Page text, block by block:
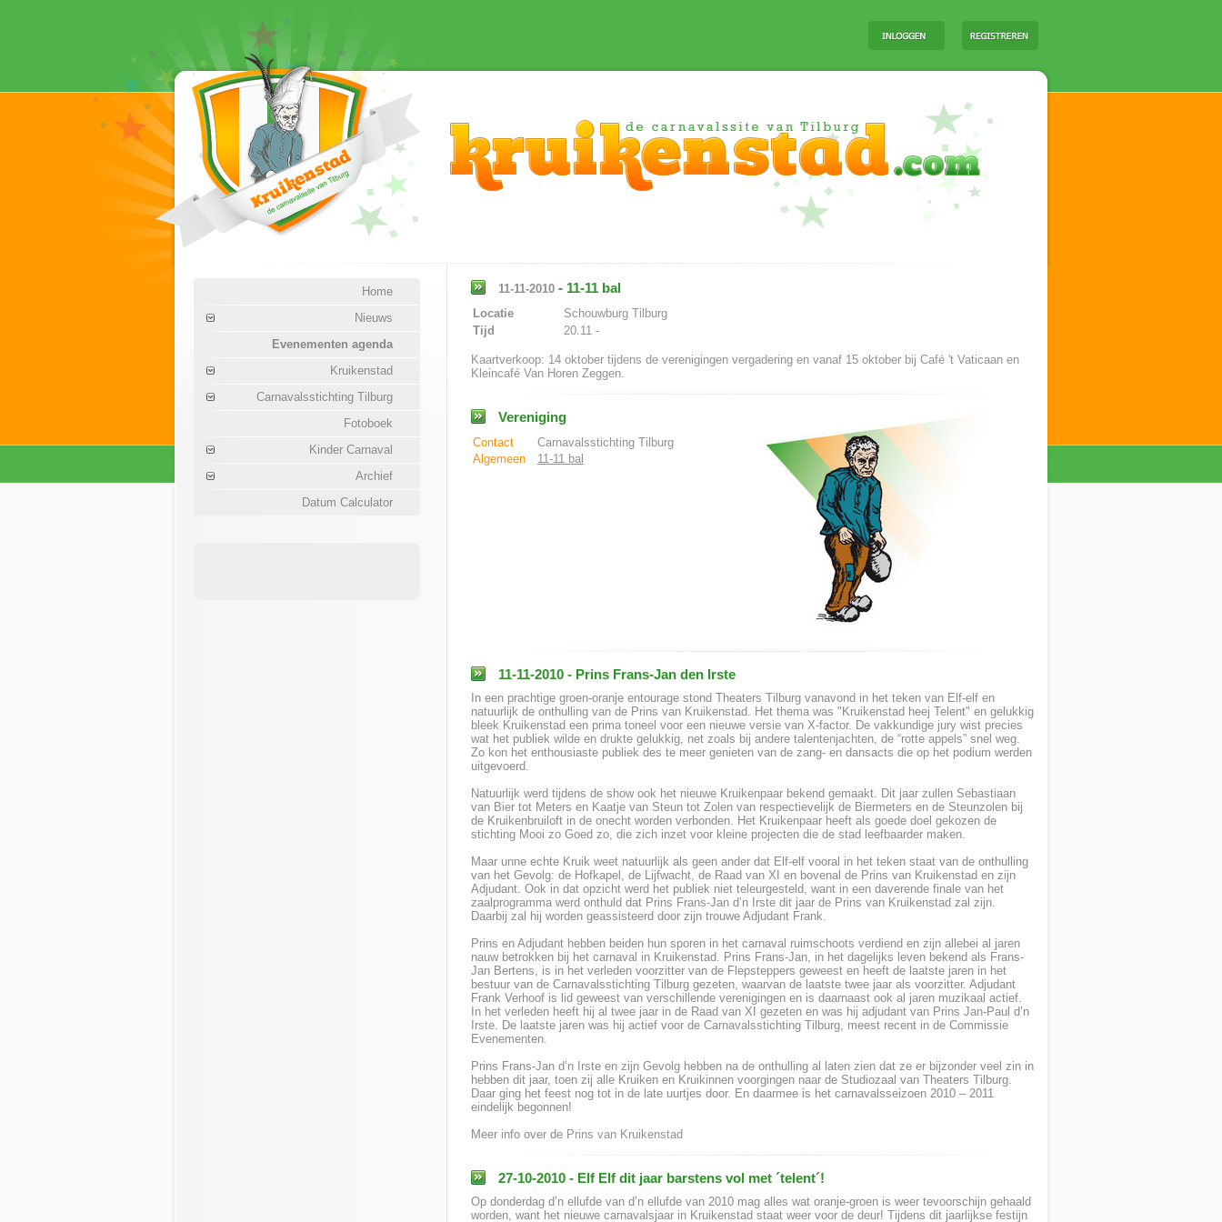
Home
Nieuws
Evenementen agenda
Kruikenstad
Carnavalsstichting Tilburg
Fotoboek
Kinder Carnaval
Archief
Datum Calculator
11-11-2010 - 11-11 bal
Locatie
Schouwburg Tilburg
Tijd
20.11 -
Kaartverkoop: 14 oktober tijdens de verenigingen vergadering en vanaf 15 oktober bij Café 't Vaticaan en
Kleincafé Van Horen Zeggen.
Vereniging
Contact
Carnavalsstichting Tilburg
Algemeen
11-11 bal
11-11-2010 - Prins Frans-Jan den Irste
In een prachtige groen-oranje entourage stond Theaters Tilburg vanavond in het teken van Elf-elf en
natuurlijk de onthulling van de Prins van Kruikenstad. Het thema was "Kruikenstad heej Telent" en gelukkig
bleek Kruikenstad een prima toneel voor een nieuwe versie van X-factor. De vakkundige jury wist precies
wat het publiek wilde en drukte gelukkig, net zoals bij andere talentenjachten, de “rotte appels” snel weg.
Zo kon het enthousiaste publiek des te meer genieten van de zang- en dansacts die op het podium werden
uitgevoerd.
Natuurlijk werd tijdens de show ook het nieuwe Kruikenpaar bekend gemaakt. Dit jaar zullen Sebastiaan
van Bier tot Meters en Kaatje van Steun tot Zolen van respectievelijk de Biermeters en de Steunzolen bij
de Kruikenbruiloft in de onecht worden verbonden. Het Kruikenpaar heeft als goede doel gekozen de
stichting Mooi zo Goed zo, die zich inzet voor kleine projecten die de stad leefbaarder maken.
Maar unne echte Kruik weet natuurlijk als geen ander dat Elf-elf vooral in het teken staat van de onthulling
van het Gevolg: de Hofkapel, de Lijfwacht, de Raad van XI en bovenal de Prins van Kruikenstad en zijn
Adjudant. Ook in dat opzicht werd het publiek niet teleurgesteld, want in een daverende finale van het
zaalprogramma werd onthuld dat Prins Frans-Jan d’n Irste dit jaar de Prins van Kruikenstad zal zijn.
Daarbij zal hij worden geassisteerd door zijn trouwe Adjudant Frank.
Prins en Adjudant hebben beiden hun sporen in het carnaval ruimschoots verdiend en zijn allebei al jaren
nauw betrokken bij het carnaval in Kruikenstad. Prins Frans-Jan, in het dagelijks leven bekend als Frans-
Jan Bertens, is in het verleden voorzitter van de Flepsteppers geweest en heeft de laatste jaren in het
bestuur van de Carnavalsstichting Tilburg gezeten, waarvan de laatste twee jaar als voorzitter. Adjudant
Frank Verhoof is lid geweest van verschillende verenigingen en is daarnaast ook al jaren muzikaal actief.
In het verleden heeft hij al twee jaar in de Raad van XI gezeten en was hij adjudant van Prins Jan-Paul d’n
Irste. De laatste jaren was hij actief voor de Carnavalsstichting Tilburg, meest recent in de Commissie
Evenementen.
Prins Frans-Jan d’n Irste en zijn Gevolg hebben na de onthulling al laten zien dat ze er bijzonder veel zin in
hebben dit jaar, toen zij alle Kruiken en Kruikinnen voorgingen naar de Studiozaal van Theaters Tilburg.
Daar ging het feest nog tot in de late uurtjes door. En daarmee is het carnavalsseizoen 2010 – 2011
eindelijk begonnen!
Meer info over de Prins van Kruikenstad
27-10-2010 - Elf Elf dit jaar barstens vol met ´telent´!
Op donderdag d’n ellufde van d’n ellufde van 2010 mag alles wat oranje-groen is weer tevoorschijn gehaald
worden, want het nieuwe carnavalsjaar in Kruikenstad staat weer voor de deur! Tijdens dit jaarlijkse festijn